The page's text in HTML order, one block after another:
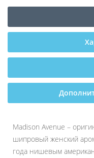
Madison Avenue –
шипровый женский
года нишевым